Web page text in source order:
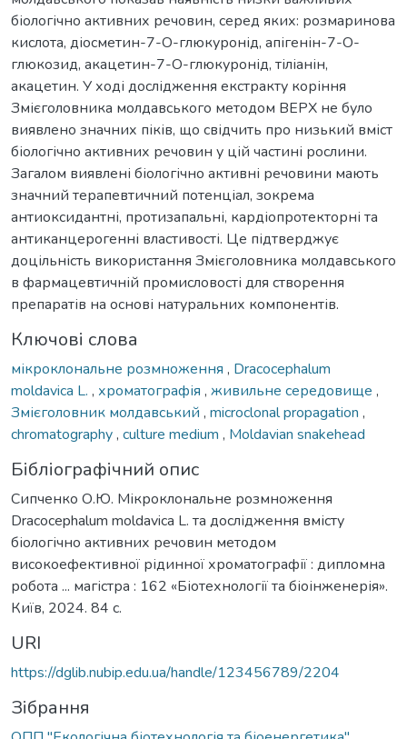
біологічно активних речовин, серед яких: розмаринова
кислота, діосметин-7-О-глюкуронід, апігенін-7-О-
глюкозид, акацетин-7-О-глюкуронід, тіліанін,
акацетин. У ході дослідження екстракту коріння
Змієголовника молдавського методом ВЕРХ не було
виявлено значних піків, що свідчить про низький вміст
біологічно активних речовин у цій частині рослини.
Загалом виявлені біологічно активні речовини мають
значний терапевтичний потенціал, зокрема
антиоксидантні, протизапальні, кардіопротекторні та
антиканцерогенні властивості. Це підтверджує
доцільність використання Змієголовника молдавського
в фармацевтичній промисловості для створення
препаратів на основі натуральних компонентів.
Ключові слова
мікроклональне розмноження , Dracocephalum
moldavica L. , хроматографія , живильне середовище ,
Змієголовник молдавський , microclonal propagation ,
chromatography, culture medium , Moldavian snakehead
Бібліографічний опис
Сипченко О.Ю. Мікроклональне розмноження
Dracocephalum moldavica L. та дослідження вмісту
біологічно активних речовин методом
високоефективної рідинної хроматографії : дипломна
робота ... магістра : 162 «Біотехнології та біоінженерія».
Київ, 2024. 84 с.
URI
https://dglib.nubip.edu.ua/handle/123456789/2204
Зібрання